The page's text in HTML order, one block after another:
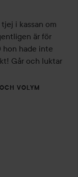
i kassan om
är för
hon hade inte
Går och luktar
VOLYM